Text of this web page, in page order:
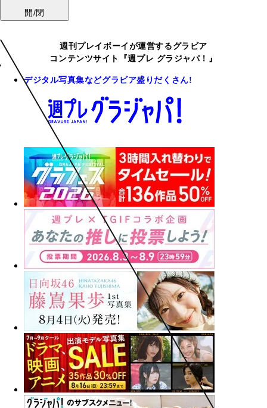
開/閉
週刊プレイボーイが運営するグラビア
コンテンツサイト『週プレ グラジャパ！』
デジタル写真集などグラビア盛りだくさん!